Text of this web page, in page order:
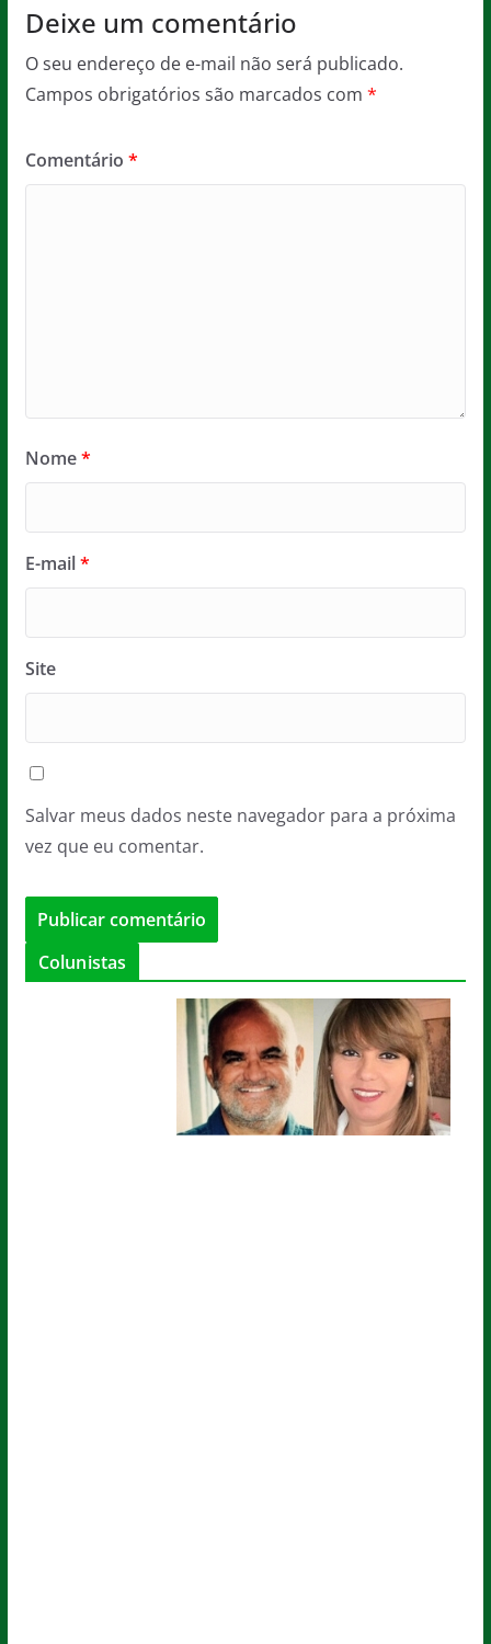
Deixe um comentário
O seu endereço de e-mail não será publicado.
Campos obrigatórios são marcados com *
Comentário *
Nome*
E-mail*
Site
Salvar meus dados neste navegador para a próxima
vez que eu comentar.
Colunistas